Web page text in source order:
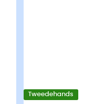
Tweedehands